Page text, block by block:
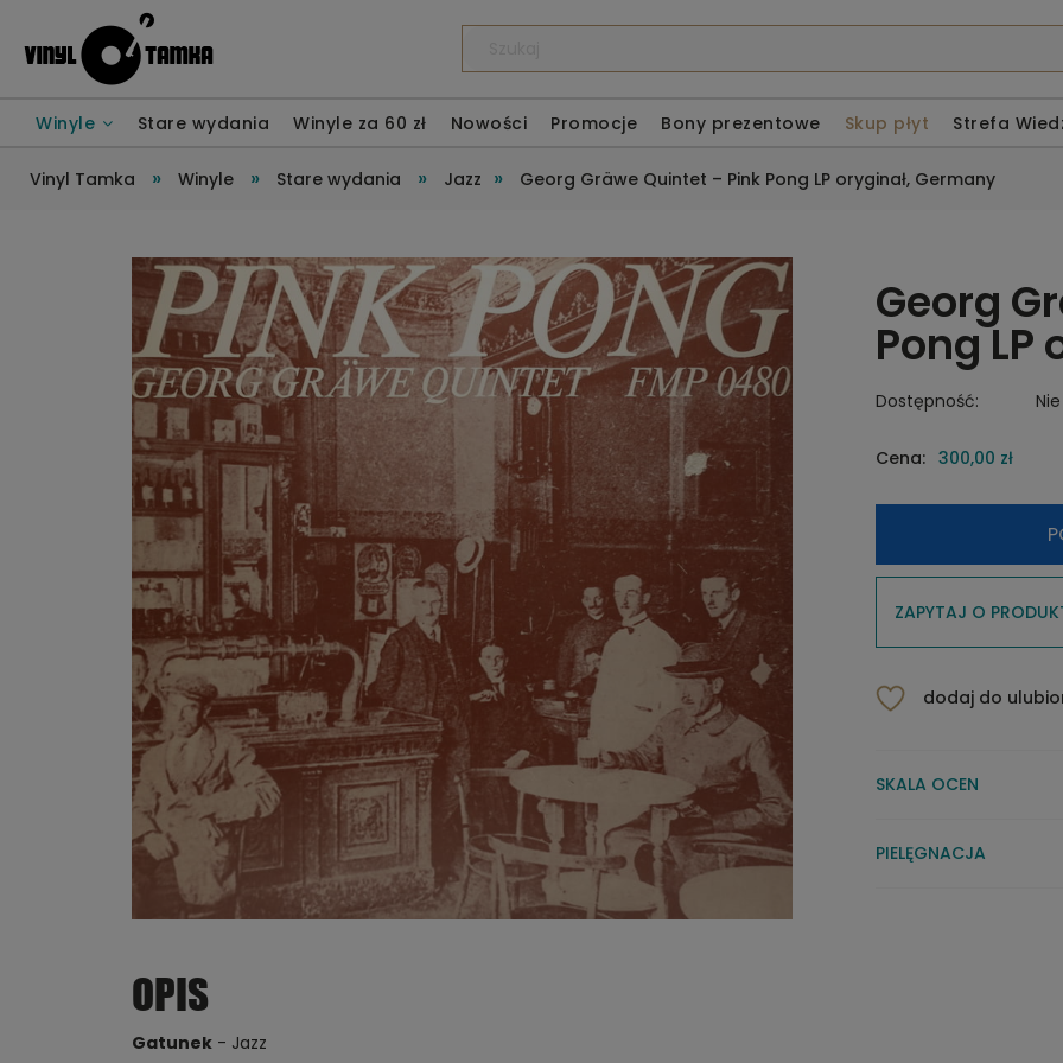
Winyle Stare wydania Winyle za 60 zł Nowości Promocje Bony prezentowe Skup płyt Strefa
Vinyl Tamka » Winyle » Stare wydania » Jazz » Georg Gräwe Quintet – Pink Pong LP oryginał, Germany
Georg
Pong LP
Dostępność: Nie
Cena: 300,00 zł
ZAPYTAJ O
dodaj do
SKALA OCEN
PIELĘGNACJA
OPIS
Gatunek- Jazz